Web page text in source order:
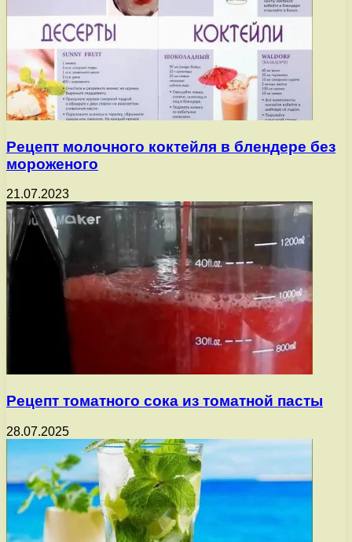
Рецепт молочного коктейля в блендере без
мороженого
21.07.2023
Рецепт томатного сока из томатной пасты
28.07.2025